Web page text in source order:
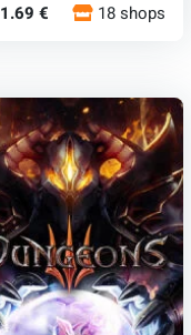
1.69 € 18 shops